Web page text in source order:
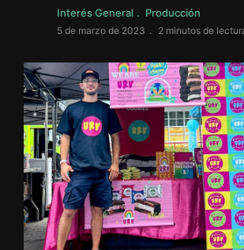
Interés General Producción
5 de marzo de 2023 2 minutos de